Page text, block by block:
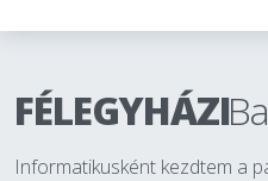
FÉLEGYHÁZI
Informatikusként kezdtem a